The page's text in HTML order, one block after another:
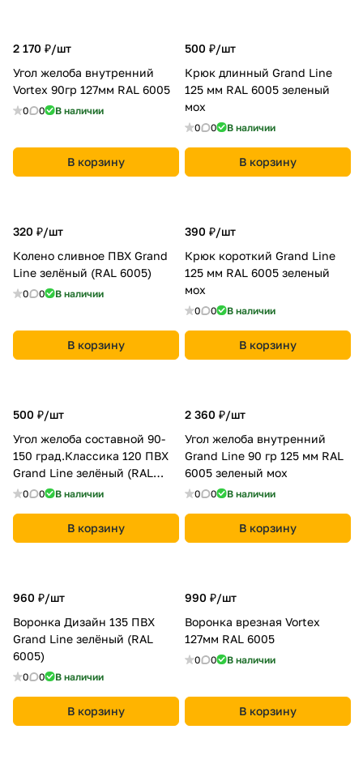
2 170 ₽/шт
Угол желоба внутренний
Vortex 90гр 127мм RAL 6005
0 0 В наличии
В корзину
500 ₽/шт
Крюк длинный Grand Line
125 мм RAL 6005 зеленый
мох
0 0 В наличии
В корзину
320 ₽/шт
Колено сливное ПВХ Grand
Line зелёный (RAL 6005)
0 0 В наличии
В корзину
390 ₽/шт
Крюк короткий Grand Line
125 мм RAL 6005 зеленый
мох
0 0 В наличии
В корзину
500 ₽/шт
Угол желоба составной 90-
150 град.Классика 120 ПВХ
Grand Line зелёный (RAL
6005)
0 0 В наличии
В корзину
2 360 ₽/шт
Угол желоба внутренний
Grand Line 90 гр 125 мм RAL
6005 зеленый мох
0 0 В наличии
В корзину
960 ₽/шт
Воронка Дизайн 135 ПВХ
Grand Line зелёный (RAL
6005)
0 0 В наличии
В корзину
990 ₽/шт
Воронка врезная Vortex
127мм RAL 6005
0 0 В наличии
В корзину